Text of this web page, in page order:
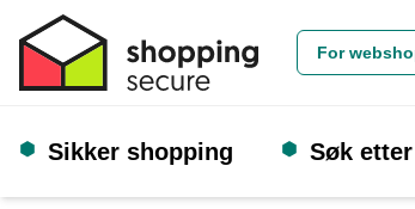
For
Sikker shopping Søk